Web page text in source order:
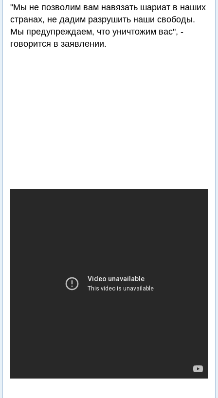
"Мы не позволим вам навязать шариат в наших
странах, не дадим разрушить наши свободы.
Мы предупреждаем, что уничтожим вас", -
говорится в заявлении.